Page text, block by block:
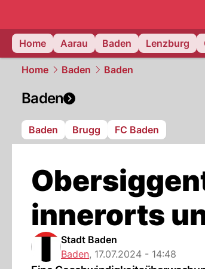
Home
Aarau Baden Lenzburg
Home Baden Baden
Baden
Baden Brugg FC Baden
innerorts
Stadt Baden
Baden, 17.07.2024 - 14:48